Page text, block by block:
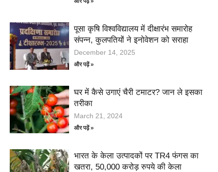
पूसा कृषि विश्वविद्यालय में दीक्षारंभ समारोह
संपन्न, कुलपतियों ने इनोवेशन को सराहा
December 14, 2025
और पढ़ें »
घर में कैसे उगाएं चैरी टमाटर? जान ले इसका
तरीका
March 21, 2024
और पढ़ें »
भारत के केला उत्पादकों पर TR4 फंगस का
खतरा, 50,000 करोड़ रुपये की केला